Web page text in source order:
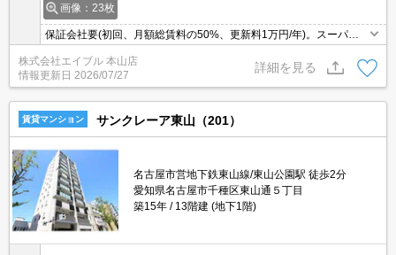
画像：23枚
保証会社要(初回、月額総賃料の50%、更新料1万円/年)。スーパー
マックスバリューへ180m。
株式会社エイブル 本山店
情報更新日 2026/07/27
詳細を見る
賃貸マンション サンクレーア東山（201）
名古屋市営地下鉄東山線/東山公園駅 徒歩2分
愛知県名古屋市千種区東山通５丁目
築15年
13階建 (地下1階)